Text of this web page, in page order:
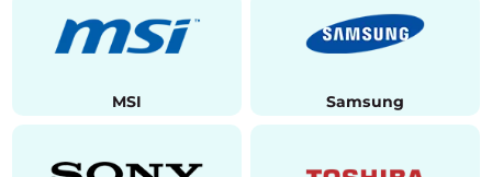
MSI Samsung